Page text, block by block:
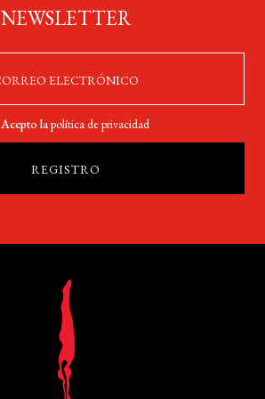
NEWSLETTER
Acepto lapolítica de privacidad